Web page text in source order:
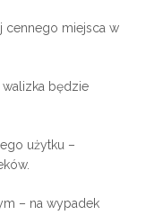
cennego miejsca w
walizka będzie
użytku –
– na wypadek